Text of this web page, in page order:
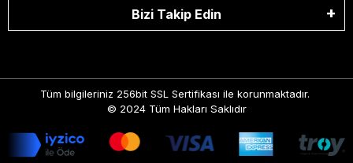
Bizi Takip Edin
Tüm bilgileriniz 256bit SSL Sertifikası ile korunmaktadır.
© 2024 Tüm Hakları Saklıdır